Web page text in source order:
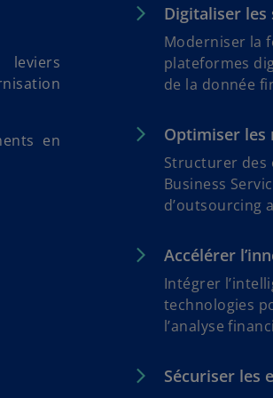
en
Digitaliser les
Moderniser la
plateformes
de la donnée
Optimiser les
Structurer des
Business
d’outsourcing
Accélérer
Intégrer
technologies
l’analyse
Sécuriser les